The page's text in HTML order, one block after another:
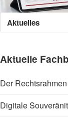
Aktuelles
Aktuelle
Der
Digitale